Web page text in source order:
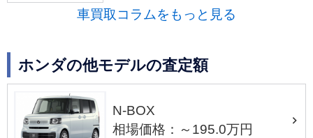
車買取コラムをもっと見る
ホンダの他モデルの査定額
N-BOX
相場価格：～195.0万円